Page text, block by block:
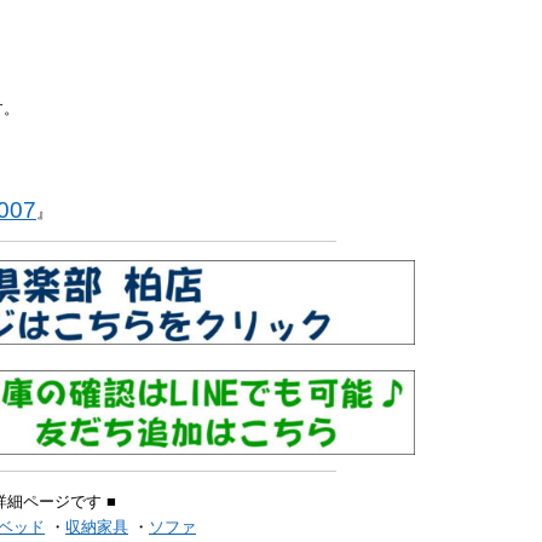
』
細ページです ■
ッド ・ 収納家具 ・ ソファ